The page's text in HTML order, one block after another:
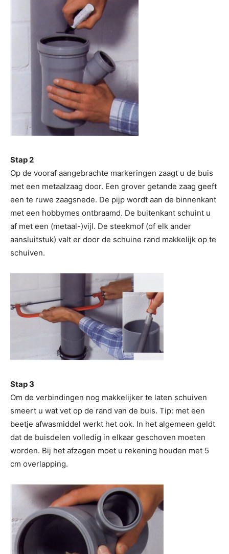
Stap 2
Op de vooraf aangebrachte markeringen zaagt u de buis
met een metaalzaag door. Een grover getande zaag geeft
een te ruwe zaagsnede. De pijp wordt aan de binnenkant
met een hobbymes ontbraamd. De buitenkant schuint u
af met een (metaal-)vijl. De steekmof (of elk ander
aansluitstuk) valt er door de schuine rand makkelijk op te
schuiven.
Stap 3
Om de verbindingen nog makkelijker te laten schuiven
smeert u wat vet op de rand van de buis. Tip: met een
beetje afwasmiddel werkt het ook. In het algemeen geldt
dat de buisdelen volledig in elkaar geschoven moeten
worden. Bij het afzagen moet u rekening houden met 5
cm overlapping.